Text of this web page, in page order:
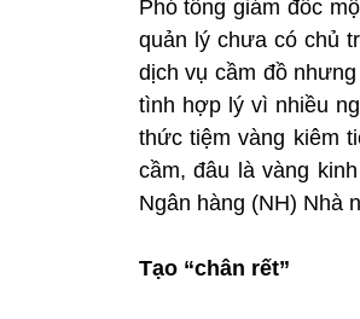
Phó tổng giám đốc
quản lý chưa có chủ
dịch vụ cầm đồ
tình hợp lý vì nhiều
thức tiệm vàng kiêm
cầm, đâu là vàng
Ngân hàng (NH) Nhà
Tạo “chân rết”